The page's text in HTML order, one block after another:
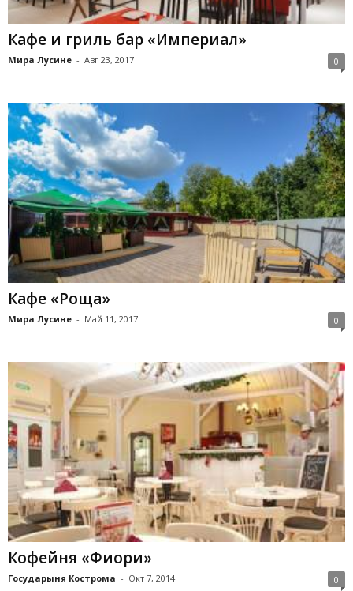
Кафе и гриль бар «Империал»
Мира Лусине - Авг 23, 2017 0
Кафе «Роща»
Мира Лусине - Май 11, 2017 0
Кофейня «Фиори»
Государыня Кострома - Окт 7, 2014 0